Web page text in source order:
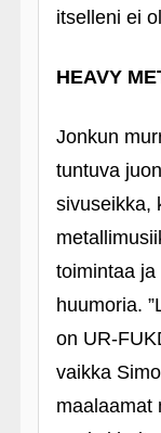
itselleni ei
HEAVY
Jonkun
tuntuva
sivuseikka,
toimintaa
huumoria.
on UR-
vaikka
maalaamat